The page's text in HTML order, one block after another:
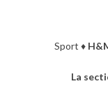
Sport ♦
La